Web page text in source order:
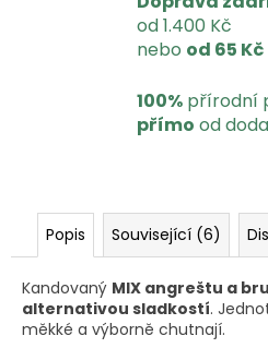
od 1.400 Kč
nebo od 65 Kč
100% přírodní
přímo od
Popis Související (6)
Kandovaný MIX angreštu a
alternativou sladkostí.
měkké a výborně chutnají.